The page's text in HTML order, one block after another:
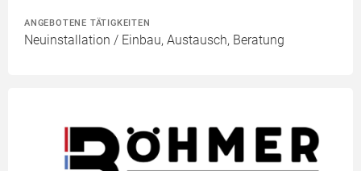
ANGEBOTENE TÄTIGKEITEN
Neuinstallation / Einbau, Austausch, Beratung